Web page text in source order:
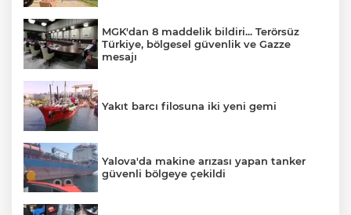
MGK'dan 8 maddelik bildiri... Terörsüz
Türkiye, bölgesel güvenlik ve Gazze
mesajı
Yakıt barcı filosuna iki yeni gemi
Yalova'da makine arızası yapan tanker
güvenli bölgeye çekildi